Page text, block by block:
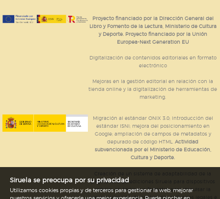
Proyecto financiado por la Dirección General del
Libro y Fomento de la Lectura, Ministerio de Cultura
y Deporte. Proyecto financiado por la Unión
Europea-Next Generation EU
Digitalización de contenidos editoriales en formato
electrónico
Mejoras en la gestión editorial en relación con la
tienda online y la digitalización de herramientas de
marketing.
Migración al estándar ONIX 3.0; introducción del
estándar ISNI; mejora del posicionamiento en
Google; ampliación de campos de metadatos y
depurado de código HTML.Actividad
subvencionada por el Ministerio de Educación,
Cultura y Deporte.
página web de ediciones Siruela para dispositivos
móviles en todos sus formatos para impulsar la
comercialización de contenidos culturales legales e
Siruela se preocupa por su privacidad
Utilizamos cookies propias y de terceros para gestionar la web, mejorar